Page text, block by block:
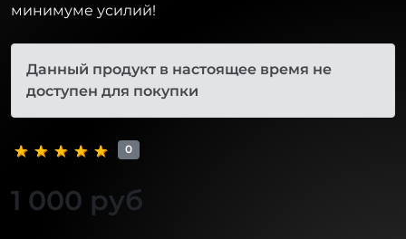
минимуме усилий!
Данный продукт в настоящее время не
доступен для покупки
0
1 000 руб